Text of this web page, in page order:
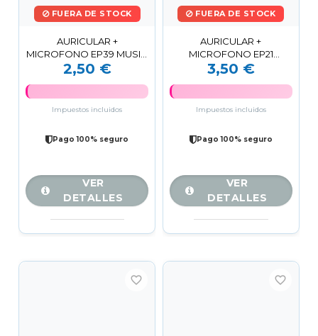
FUERA DE STOCK
AURICULAR +
MICROFONO EP39 MUSIC
NEGRO
2,50 €
Impuestos incluidos
Pago 100% seguro
VER
DETALLES
FUERA DE STOCK
AURICULAR +
MICROFONO EP21
BLANCO
3,50 €
Impuestos incluidos
Pago 100% seguro
VER
DETALLES
favorite_border favorite_border